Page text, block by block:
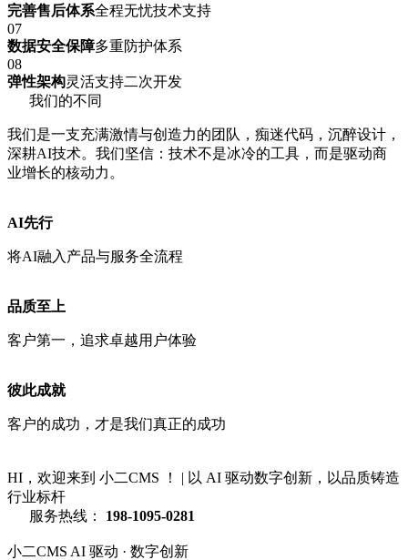
完善售后体系全程无忧技术支持
07
数据安全保障多重防护体系
08
弹性架构灵活支持二次开发
我们的不同
我们是一支充满激情与创造力的团队，痴迷代码，沉醉设计，
深耕AI技术。我们坚信：技术不是冰冷的工具，而是驱动商
业增长的核动力。
AI先行
将AI融入产品与服务全流程
品质至上
客户第一，追求卓越用户体验
彼此成就
客户的成功，才是我们真正的成功
HI，欢迎来到 小二CMS ！ | 以 AI 驱动数字创新，以品质铸造
行业标杆
服务热线：
198-1095-0281
小二CMS AI 驱动 · 数字创新